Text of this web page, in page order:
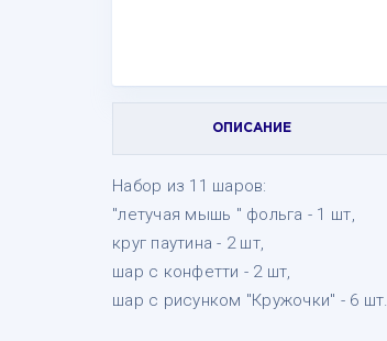
ОПИСАНИЕ
Набор из 11 шаров:
"летучая мышь " фольга - 1 шт,
круг паутина - 2 шт,
шар с конфетти - 2 шт,
шар с рисунком "Кружочки" - 6 шт.